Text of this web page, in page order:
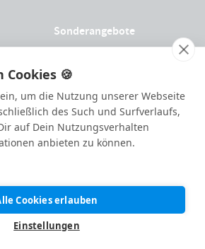
🍪
um die Nutzung unserer Webseite
des Such und Surfverlaufs,
auf Dein Nutzungsverhalten
anbieten zu können.
Cookies erlauben
Einstellungen
Sonderangebote
Für OEGO Mitglieder
Für VDOE Mitglieder